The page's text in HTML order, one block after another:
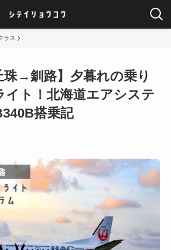
ラス
珠→釧路】夕暮れの乗り
イト！北海道エアシステ
搭乗記